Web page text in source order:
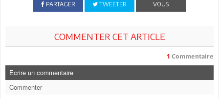
PARTAGER TWEETER
VOUS
COMMENTER CET ARTICLE
1 Commentaire
Ecrire un commentaire
Commenter